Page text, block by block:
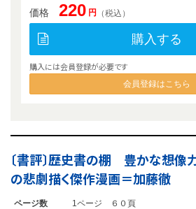
価格 220 円 （税込）
購入する
購入には会員登録が必要です
会員登録はこちら
〔書評〕歴史書の棚 豊かな想
の悲劇描く傑作漫画＝加藤徹
ページ数
1ページ ６０頁